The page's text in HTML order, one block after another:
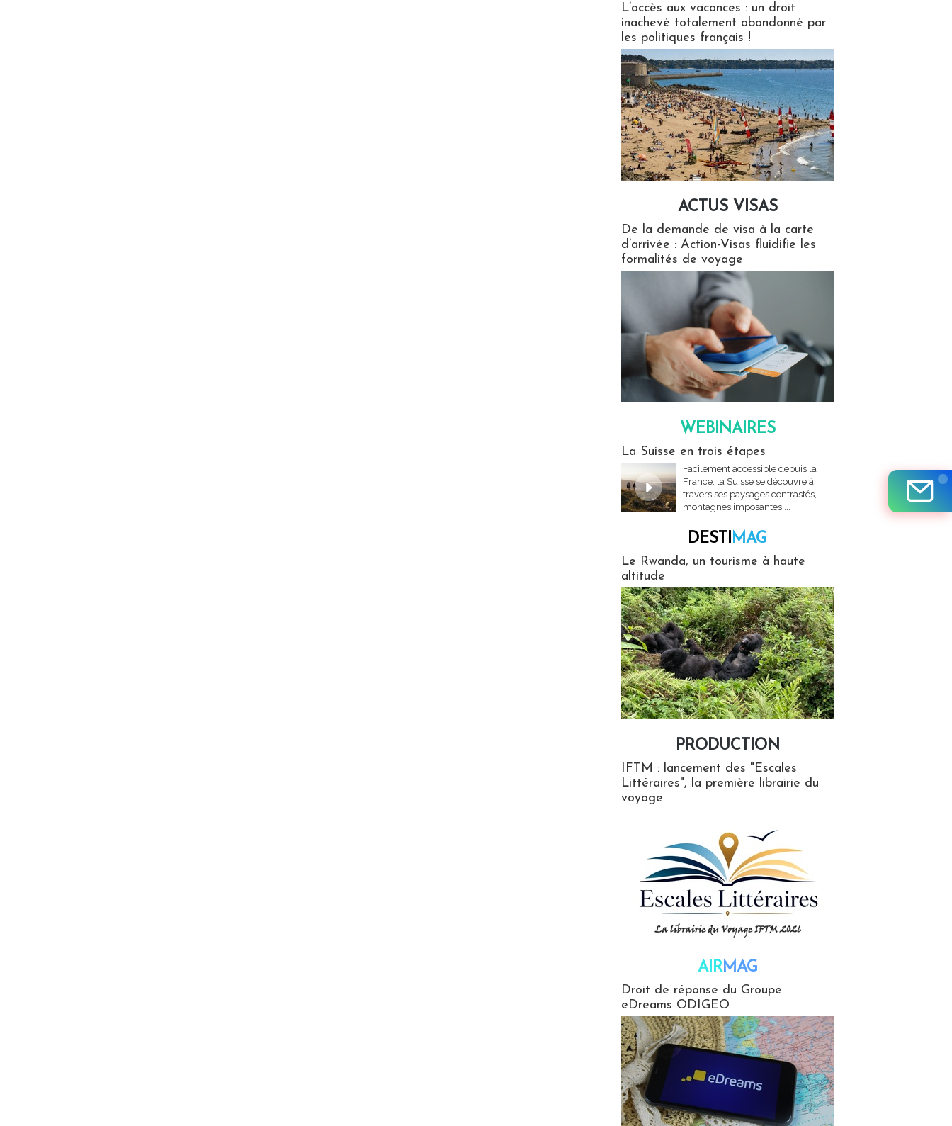
L’accès aux vacances : un droit
inachevé totalement abandonné par
les politiques français !
ACTUS VISAS
De la demande de visa à la carte
d’arrivée : Action-Visas fluidifie les
formalités de voyage
WEBINAIRES
La Suisse en trois étapes
Facilement accessible depuis la
France, la Suisse se découvre à
travers ses paysages contrastés,
montagnes imposantes,...
DESTIMAG
Le Rwanda, un tourisme à haute
altitude
PRODUCTION
IFTM : lancement des "Escales
Littéraires", la première librairie du
voyage
AIRMAG
Droit de réponse du Groupe
eDreams ODIGEO